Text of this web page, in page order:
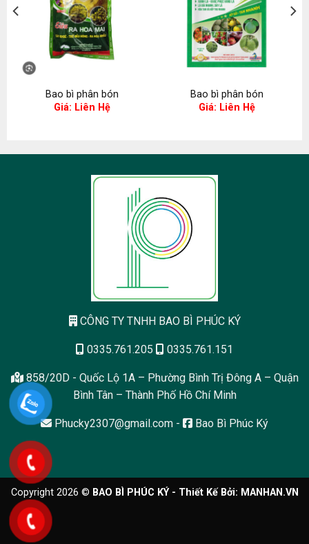
Bao bì phân bón
Giá: Liên Hệ
Bao bì phân bón
Giá: Liên Hệ
CÔNG TY TNHH BAO BÌ PHÚC KÝ
0335.761.205 0335.761.151
858/20D - Quốc Lộ 1A – Phường Bình Trị Đông A – Quận
Bình Tân – Thành Phố Hồ Chí Minh
Phucky2307@gmail.com - Bao Bì Phúc Ký
Copyright 2026 © BAO BÌ PHÚC KÝ - Thiết Kế Bởi: MANHAN.VN